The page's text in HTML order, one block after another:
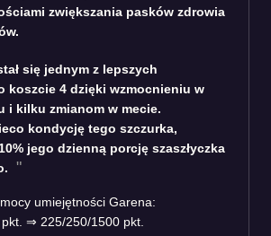
zwiększania pasków zdrowia
się jednym z lepszych
koszcie 4 dzięki wzmocnieniu w
i kilku zmianom w mecie.
kondycję tego szczurka,
jego dzienną porcję szaszłyczka
umiejętności Garena:
⇒ 225/250/1500 pkt.